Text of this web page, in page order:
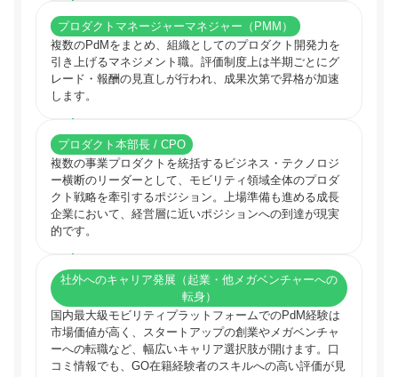
プロダクトマネージャーマネジャー（PMM）
複数のPdMをまとめ、組織としてのプロダクト開発力を
引き上げるマネジメント職。評価制度上は半期ごとにグ
レード・報酬の見直しが行われ、成果次第で昇格が加速
します。
プロダクト本部長 / CPO
複数の事業プロダクトを統括するビジネス・テクノロジ
ー横断のリーダーとして、モビリティ領域全体のプロダ
クト戦略を牽引するポジション。上場準備も進める成長
企業において、経営層に近いポジションへの到達が現実
的です。
社外へのキャリア発展（起業・他メガベンチャーへの
転身）
国内最大級モビリティプラットフォームでのPdM経験は
市場価値が高く、スタートアップの創業やメガベンチャ
ーへの転職など、幅広いキャリア選択肢が開けます。口
コミ情報でも、GO在籍経験者のスキルへの高い評価が見